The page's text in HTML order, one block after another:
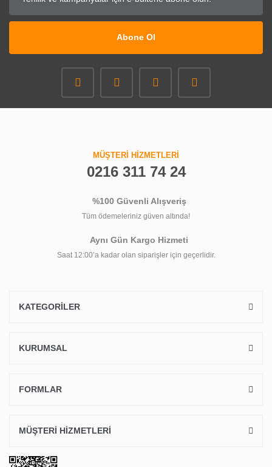
Abone Ol
MÜŞTERİ HİZMETLERİ
0216 311 74 24
%100 Güvenli Alışveriş
Tüm ödemeleriniz güven altında!
Aynı Gün Kargo Hizmeti
Saat 12:00’a kadar olan siparişler için geçerlidir.
KATEGORİLER
KURUMSAL
FORMLAR
MÜŞTERİ HİZMETLERİ